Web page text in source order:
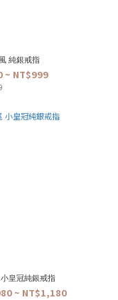
純銀戒指
~ NT$999
皇冠純銀戒指
~ NT$1,180